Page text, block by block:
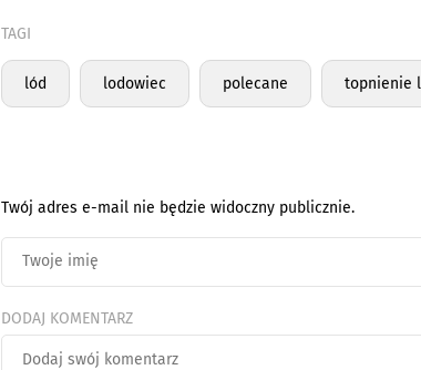
TAGI
lód lodowiec polecane topnienie
Twój adres e-mail nie będzie widoczny publicznie.
DODAJ KOMENTARZ